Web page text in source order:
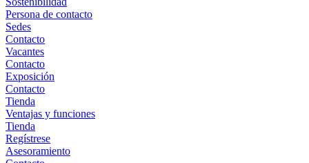
Persona de contacto
Sedes
Contacto
Vacantes
Contacto
Exposición
Contacto
Tienda
Ventajas y funciones
Tienda
Regístrese
Asesoramiento